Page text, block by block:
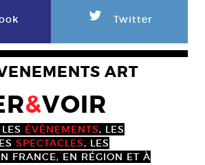
L Twitter
ART
&VOIR
ÉVÈNEMENTS, LES
SPECTACLES, LES
FRANCE, EN RÉGION ET À